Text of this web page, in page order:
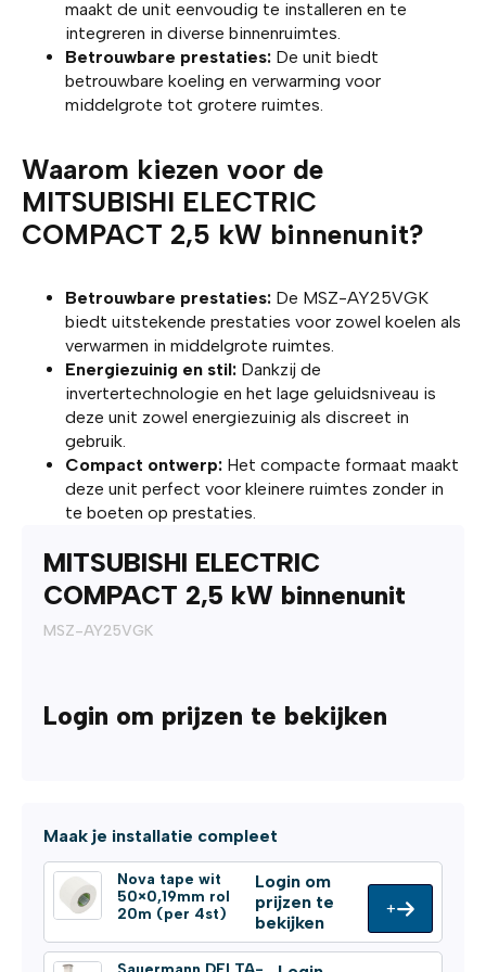
maakt de unit eenvoudig te installeren en te
integreren in diverse binnenruimtes.
Betrouwbare prestaties: De unit biedt
betrouwbare koeling en verwarming voor
middelgrote tot grotere ruimtes.
Waarom kiezen voor de
MITSUBISHI ELECTRIC
COMPACT 2,5 kW binnenunit?
Betrouwbare prestaties: De MSZ-AY25VGK
biedt uitstekende prestaties voor zowel koelen als
verwarmen in middelgrote ruimtes.
Energiezuinig en stil: Dankzij de
invertertechnologie en het lage geluidsniveau is
deze unit zowel energiezuinig als discreet in
gebruik.
Compact ontwerp: Het compacte formaat maakt
deze unit perfect voor kleinere ruimtes zonder in
te boeten op prestaties.
MITSUBISHI ELECTRIC
COMPACT 2,5 kW binnenunit
MSZ-AY25VGK
Login om prijzen te bekijken
Maak je installatie compleet
Nova tape wit
50×0,19mm rol
20m (per 4st)
Login om
prijzen te
bekijken
+